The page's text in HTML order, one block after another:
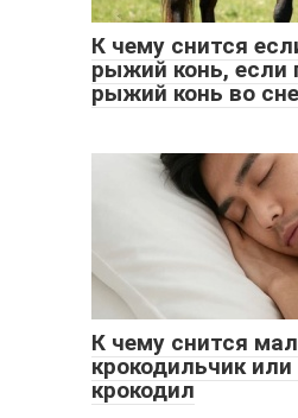
К чему снится
рыжий конь, если
рыжий конь во сне
К чему снится
крокодильчик
крокодил